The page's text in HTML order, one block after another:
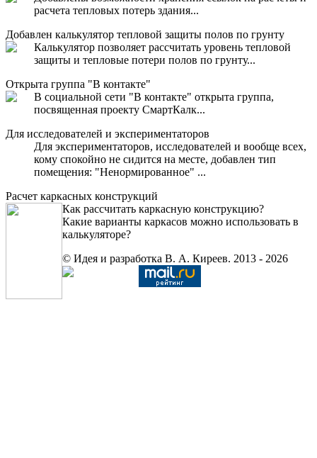
расчета тепловых потерь здания...
Добавлен калькулятор тепловой защиты полов по грунту
Калькулятор позволяет рассчитать уровень тепловой
защиты и тепловые потери полов по грунту...
Открыта группа "В контакте"
В социальной сети "В контакте" открыта группа,
посвященная проекту СмартКалк...
Для исследователей и экспериментаторов
Для экспериментаторов, исследователей и вообще всех,
кому спокойно не сидится на месте, добавлен тип
помещения: "Ненормированное" ...
Расчет каркасных конструкций
Как рассчитать каркасную конструкцию?
Какие варианты каркасов можно использовать в
калькуляторе?
© Идея и разработка В. А. Киреев. 2013 - 2026